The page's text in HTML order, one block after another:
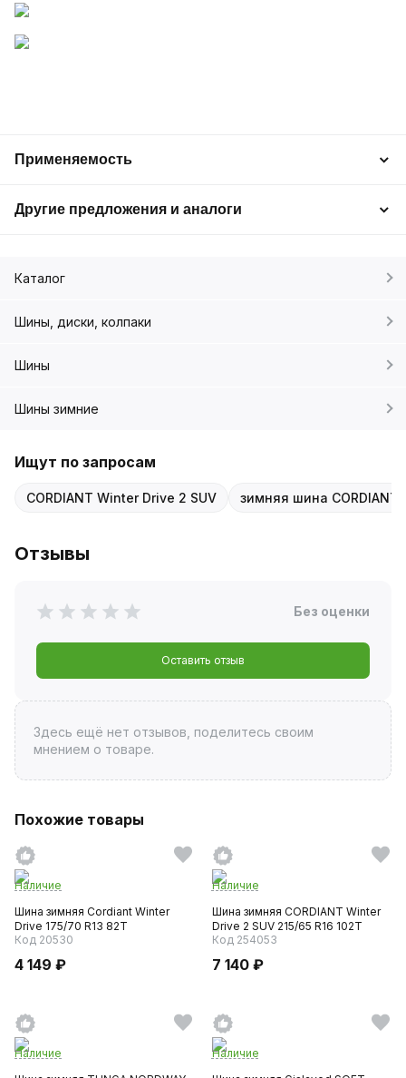
Применяемость
Другие предложения и аналоги
Каталог
Шины, диски, колпаки
Шины
Шины зимние
Ищут по запросам
CORDIANT Winter Drive 2 SUV зимняя шина CORDIANT
Отзывы
Без оценки
Оставить отзыв
Здесь ещё нет отзывов, поделитесь своим
мнением о товаре.
Похожие товары
Наличие
Шина зимняя Cordiant Winter
Drive 175/70 R13 82T
Код 20530
4 149 ₽
Наличие
Шина зимняя CORDIANT Winter
Drive 2 SUV 215/65 R16 102T
Код 254053
7 140 ₽
Наличие
Наличие